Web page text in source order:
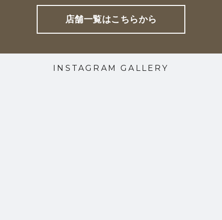
店舗一覧はこちらから
INSTAGRAM GALLERY